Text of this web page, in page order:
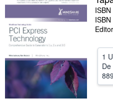
Vendedores
Comenzar a vender
Ayuda
1
De